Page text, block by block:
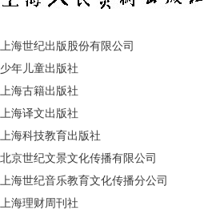
上海世纪出版股份有限公司
少年儿童出版社
上海古籍出版社
上海译文出版社
上海科技教育出版社
北京世纪文景文化传播有限公司
上海世纪音乐教育文化传播分公司
上海理财周刊社